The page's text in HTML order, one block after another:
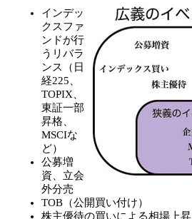
インデッ
クスファ
ンドが行
うリバラ
ンス（日
経225、
TOPIX、
東証一部
昇格、
MSCIな
ど）
公募増
資、立会
外分売
TOB（公開買い付け）
株主優待の買いによる相場上昇